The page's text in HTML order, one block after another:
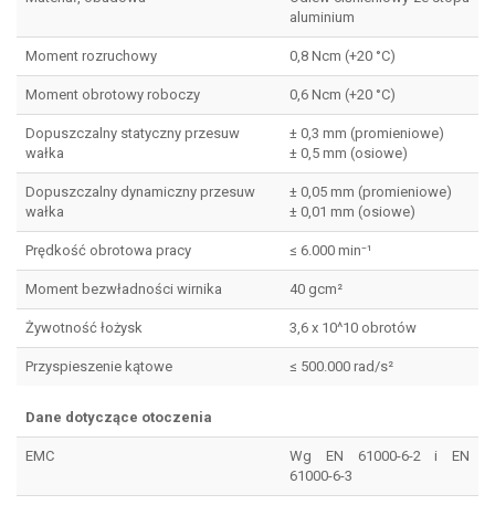
aluminium
Moment rozruchowy 0,8 Ncm (+20 °C)
Moment obrotowy roboczy 0,6 Ncm (+20 °C)
Dopuszczalny statyczny przesuw
wałka
± 0,3 mm (promieniowe)
± 0,5 mm (osiowe)
Dopuszczalny dynamiczny przesuw
wałka
± 0,05 mm (promieniowe)
± 0,01 mm (osiowe)
Prędkość obrotowa pracy ≤ 6.000 min⁻¹
Moment bezwładności wirnika 40 gcm²
Żywotność łożysk 3,6 x 10^10 obrotów
Przyspieszenie kątowe ≤ 500.000 rad/s²
Dane dotyczące otoczenia
EMC
Wg EN 61000-6-2 i EN
61000-6-3